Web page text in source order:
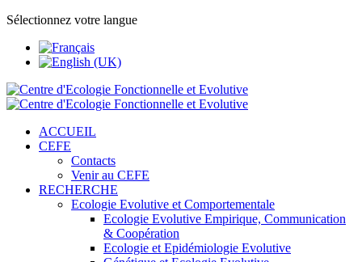
Sélectionnez votre langue
ACCUEIL
CEFE
Contacts
Venir au CEFE
RECHERCHE
Ecologie Evolutive et Comportementale
Ecologie Evolutive Empirique, Communication
& Coopération
Ecologie et Epidémiologie Evolutive